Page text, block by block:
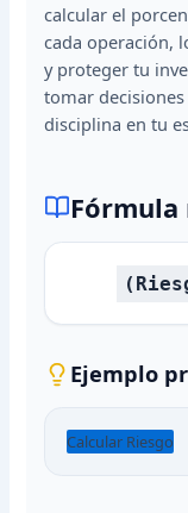
calcular el
cada operación,
y proteger tu
tomar
disciplina en tu
Ejemplo
Calcular Riesgo